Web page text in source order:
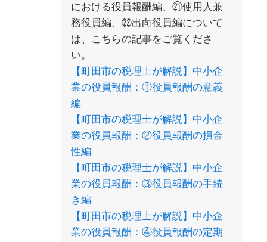
における役員報酬編、㉑使用人兼
務役員編、㉒出向役員編について
は、こちらの記事をご覧くださ
い。
【町田市の税理士が解説】中小企
業の役員報酬：①役員報酬の意義
編
【町田市の税理士が解説】中小企
業の役員報酬：②役員報酬の損金
性編
【町田市の税理士が解説】中小企
業の役員報酬：③役員報酬の手続
き編
【町田市の税理士が解説】中小企
業の役員報酬：④役員報酬の定期